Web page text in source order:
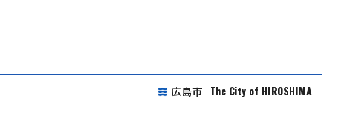
広島市 The City of HIROSHIMA